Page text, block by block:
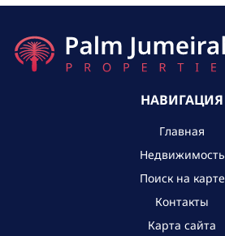
НАВИГАЦИЯ
Главная
Недвижимость
Поиск на карте
Контакты
Карта сайта